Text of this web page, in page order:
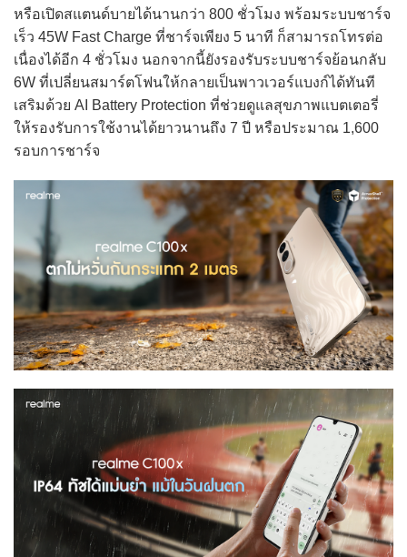
หรือเปิดสแตนด์บายได้นานกว่า 800 ชั่วโมง พร้อมระบบชาร์จ
เร็ว 45W Fast Charge ที่ชาร์จเพียง 5 นาที ก็สามารถโทรต่อ
เนื่องได้อีก 4 ชั่วโมง นอกจากนี้ยังรองรับระบบชาร์จย้อนกลับ
6W ที่เปลี่ยนสมาร์ตโฟนให้กลายเป็นพาวเวอร์แบงก์ได้ทันที
เสริมด้วย AI Battery Protection ที่ช่วยดูแลสุขภาพแบตเตอรี่
ให้รองรับการใช้งานได้ยาวนานถึง 7 ปี หรือประมาณ 1,600
รอบการชาร์จ